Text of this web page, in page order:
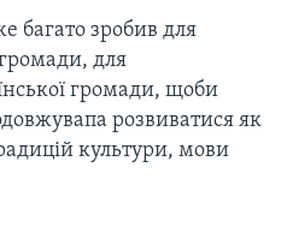
багато зробив для
громади, для
громади, щоби
розвиватися як
культури, мови